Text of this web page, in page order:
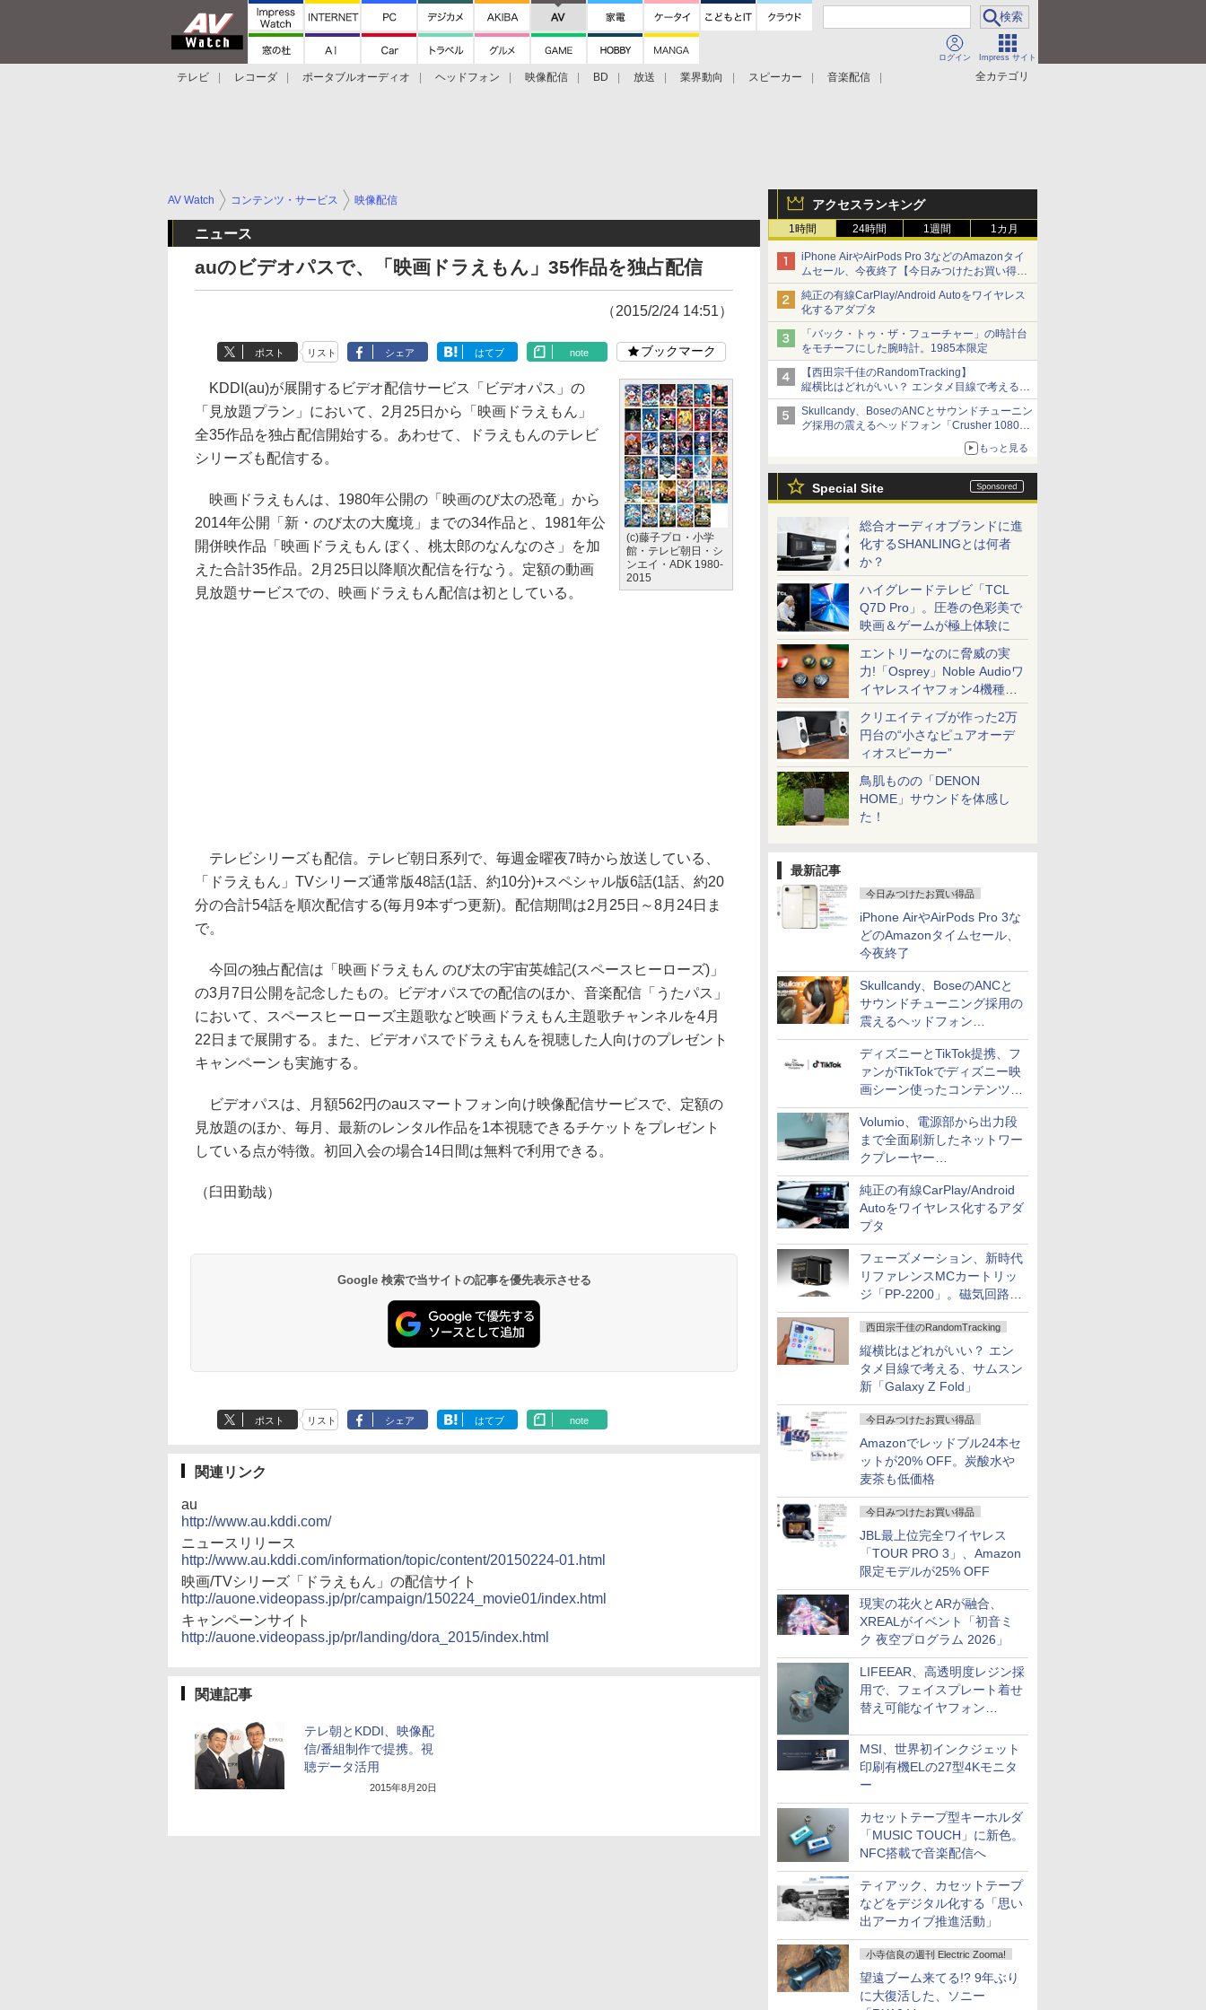
ログイン Impress サイト
全カテゴリ
テレビ レコーダ ポータブルオーディオ ヘッドフォン 映像配信 BD 放送 業界動向 スピーカー
音楽配信
アクセスランキング
1時間 24時間 1週間 1カ月
iPhone AirやAirPods Pro 3などのAmazonタイ
ムセール、今夜終了【今日みつけたお買い得
品】
純正の有線CarPlay/Android Autoをワイヤレス
化するアダプタ
「バック・トゥ・ザ・フューチャー」の時計台
をモチーフにした腕時計。1985本限定
【西田宗千佳のRandomTracking】
縦横比はどれがいい？ エンタメ目線で考える、
サムスン新「Galaxy Z Fold」
Skullcandy、BoseのANCとサウンドチューニン
グ採用の震えるヘッドフォン「Crusher 1080
もっと見る
Special Site
総合オーディオブランドに進
化するSHANLINGとは何者
か？
ハイグレードテレビ「TCL
Q7D Pro」。圧巻の色彩美で
映画＆ゲームが極上体験に
エントリーなのに脅威の実
力!「Osprey」Noble Audioワ
イヤレスイヤフォン4機種を
一気に聴く
クリエイティブが作った2万
円台の“小さなピュアオーデ
ィオスピーカー”
鳥肌ものの「DENON
HOME」サウンドを体感し
た！
最新記事
今日みつけたお買い得品
iPhone AirやAirPods Pro 3な
どのAmazonタイムセール、
今夜終了
Skullcandy、BoseのANCと
サウンドチューニング採用の
震えるヘッドフォン
「Crusher 1080 ANC」
ディズニーとTikTok提携、フ
ァンがTikTokでディズニー映
画シーン使ったコンテンツ制
作、Disney+にも配信
Volumio、電源部から出力段
まで全面刷新したネットワー
クプレーヤー
「Primo（2026）」
純正の有線CarPlay/Android
Autoをワイヤレス化するアダ
プタ
フェーズメーション、新時代
リファレンスMCカートリッ
ジ「PP-2200」。磁気回路や
ハウジングを根本から見直し
西田宗千佳のRandomTracking
縦横比はどれがいい？ エン
タメ目線で考える、サムスン
新「Galaxy Z Fold」
今日みつけたお買い得品
Amazonでレッドブル24本セ
ットが20% OFF。炭酸水や
麦茶も低価格
今日みつけたお買い得品
JBL最上位完全ワイヤレス
「TOUR PRO 3」、Amazon
限定モデルが25% OFF
現実の花火とARが融合、
XREALがイベント「初音ミ
ク 夜空プログラム 2026」
LIFEEAR、高透明度レジン採
用で、フェイスプレート着せ
替え可能なイヤフォン
MSI、世界初インクジェット
印刷有機ELの27型4Kモニタ
ー
カセットテープ型キーホルダ
「MUSIC TOUCH」に新色。
NFC搭載で音楽配信へ
ティアック、カセットテープ
などをデジタル化する「思い
出アーカイブ推進活動」
小寺信良の週刊 Electric Zooma!
望遠ブーム来てる!? 9年ぶり
に大復活した、ソニー
AV Watch コンテンツ・サービス 映像配信
ニュース
auのビデオパスで、「映画ドラえもん」35作品を独占配信
（2015/2/24 14:51）
ポスト リスト シェア はてブ note ブックマーク
(c)藤子プロ・小学
館・テレビ朝日・シ
ンエイ・ADK 1980-
2015
KDDI(au)が展開するビデオ配信サービス「ビデオパス」の
「見放題プラン」において、2月25日から「映画ドラえもん」
全35作品を独占配信開始する。あわせて、ドラえもんのテレビ
シリーズも配信する。
映画ドラえもんは、1980年公開の「映画のび太の恐竜」から
2014年公開「新・のび太の大魔境」までの34作品と、1981年公
開併映作品「映画ドラえもん ぼく、桃太郎のなんなのさ」を加
えた合計35作品。2月25日以降順次配信を行なう。定額の動画
見放題サービスでの、映画ドラえもん配信は初としている。
テレビシリーズも配信。テレビ朝日系列で、毎週金曜夜7時から放送している、
「ドラえもん」TVシリーズ通常版48話(1話、約10分)+スペシャル版6話(1話、約20
分の合計54話を順次配信する(毎月9本ずつ更新)。配信期間は2月25日～8月24日ま
で。
今回の独占配信は「映画ドラえもん のび太の宇宙英雄記(スペースヒーローズ)」
の3月7日公開を記念したもの。ビデオパスでの配信のほか、音楽配信「うたパス」
において、スペースヒーローズ主題歌など映画ドラえもん主題歌チャンネルを4月
22日まで展開する。また、ビデオパスでドラえもんを視聴した人向けのプレゼント
キャンペーンも実施する。
ビデオパスは、月額562円のauスマートフォン向け映像配信サービスで、定額の
見放題のほか、毎月、最新のレンタル作品を1本視聴できるチケットをプレゼント
している点が特徴。初回入会の場合14日間は無料で利用できる。
（臼田勤哉）
Google 検索で当サイトの記事を優先表示させる
ポスト リスト シェア はてブ note
関連リンク
au
http://www.au.kddi.com/
ニュースリリース
http://www.au.kddi.com/information/topic/content/20150224-01.html
映画/TVシリーズ「ドラえもん」の配信サイト
http://auone.videopass.jp/pr/campaign/150224_movie01/index.html
キャンペーンサイト
http://auone.videopass.jp/pr/landing/dora_2015/index.html
関連記事
テレ朝とKDDI、映像配
信/番組制作で提携。視
聴データ活用
2015年8月20日